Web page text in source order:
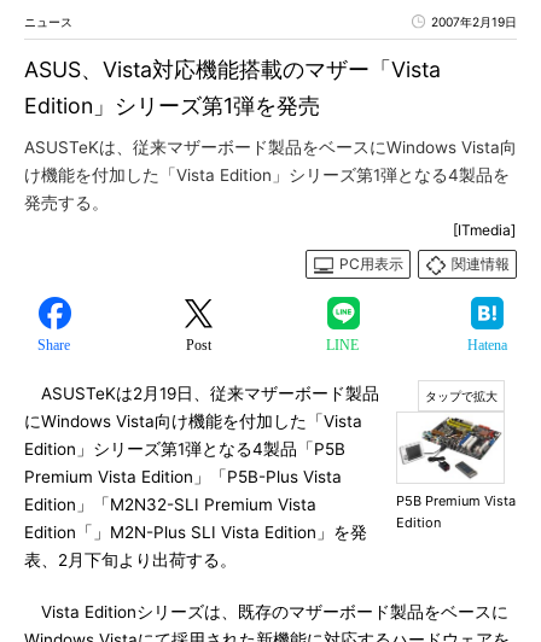
ニュース 2007年2月19日
ASUS、Vista対応機能搭載のマザー「Vista
Edition」シリーズ第1弾を発売
ASUSTeKは、従来マザーボード製品をベースにWindows Vista向
け機能を付加した「Vista Edition」シリーズ第1弾となる4製品を
発売する。
[ITmedia]
PC用表示
関連情報
Share Post LINE Hatena
P5B Premium Vista
Edition
ASUSTeKは2月19日、従来マザーボード製品
にWindows Vista向け機能を付加した「Vista
Edition」シリーズ第1弾となる4製品「P5B
Premium Vista Edition」「P5B-Plus Vista
Edition」「M2N32-SLI Premium Vista
Edition「」M2N-Plus SLI Vista Edition」を発
表、2月下旬より出荷する。
Vista Editionシリーズは、既存のマザーボード製品をベースに